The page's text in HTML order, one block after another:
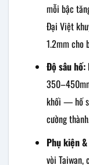
mỗi bậc
Đại Việt
1.2mm cho
Độ sâu hố:
khối — hố
cường
Phụ kiện
vòi